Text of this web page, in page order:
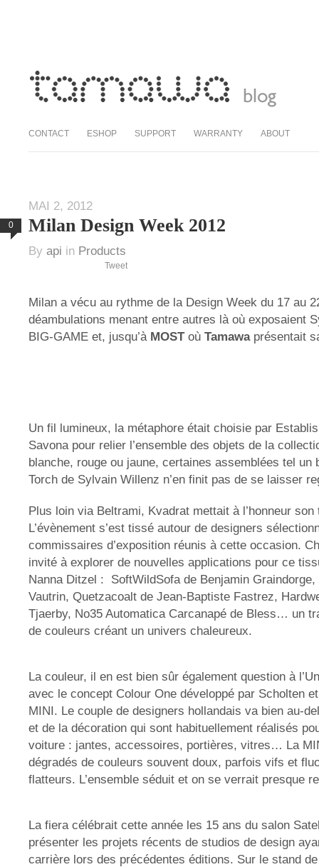
CONTACT ESHOP SUPPORT WARRANTY ABOUT
MAI 2, 2012
0 Milan Design Week 2012
By api in Products
Tweet
Milan a vécu au rythme de la Design Week du 17 au
déambulations menant entre autres là où exposaient
BIG-GAME et, jusqu’à MOSToù Tamawaprésentait
Un fil lumineux, la métaphore était choisie par
Savona pour relier l’ensemble des objets de la
blanche, rouge ou jaune, certaines assemblées tel un
Torch de Sylvain Willenz n’en finit pas de se laisser
Plus loin via Beltrami, Kvadrat mettait à l’honneur
L’évènement s’est tissé autour de designers
commissaires d’exposition réunis à cette occasion.
invité à explorer de nouvelles applications pour ce
Nanna Ditzel : SoftWildSofa de Benjamin Graindorge,
Vautrin, Quetzacoalt de Jean-Baptiste Fastrez,
Tjaerby, No35 Automatica Carcanapé de Bless… un
de couleurs créant un univers chaleureux.
La couleur, il en est bien sûr également question à
avec le concept Colour One développé par Scholten
MINI. Le couple de designers hollandais va bien au-
et de la décoration qui sont habituellement réalisés
voiture : jantes, accessoires, portières, vitres… La
dégradés de couleurs souvent doux, parfois vifs et
flatteurs. L’ensemble séduit et on se verrait presque
La fiera célébrait cette année les 15 ans du salon
présenter les projets récents de studios de design
carrière lors des précédentes éditions. Sur le stand